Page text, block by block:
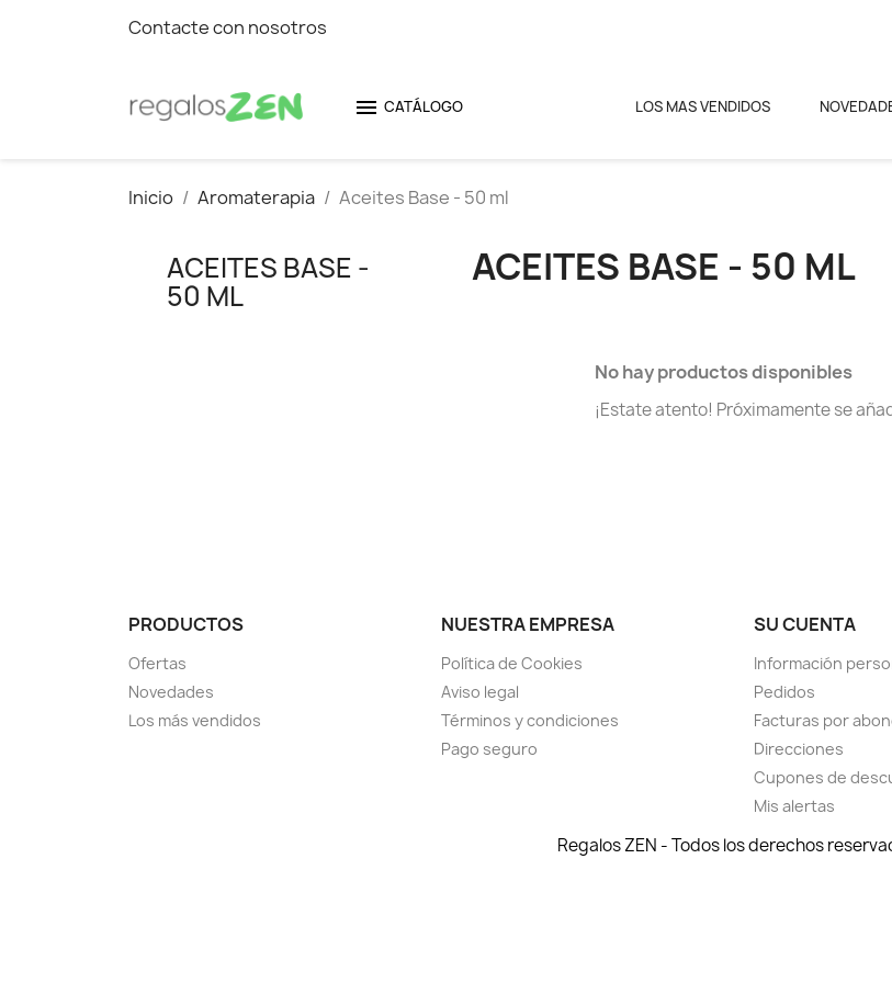
Contacte con nosotros
LOS MAS VENDIDOS
 CATÁLOGO
Inicio Aromaterapia Aceites Base - 50 ml
ACEITES BASE -
50 ML
ACEITES BASE - 50 ML
No hay productos disponibles
¡Estate atento! Próximamente se
PRODUCTOS
Ofertas
Novedades
Los más vendidos
NUESTRA EMPRESA
Política de Cookies
Aviso legal
Términos y condiciones
Pago seguro
SU CUENTA
Información
Pedidos
Facturas por
Direcciones
Cupones de
Mis alertas
Regalos ZEN - Todos los derechos